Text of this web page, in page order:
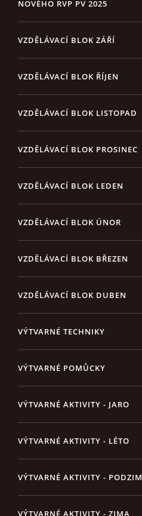
NOVÉHO RVP PV 2025
VZDĚLÁVACÍ BLOK ZÁŘÍ
VZDĚLÁVACÍ BLOK ŘÍJEN
VZDĚLÁVACÍ BLOK LISTOPAD
VZDĚLÁVACÍ BLOK PROSINEC
VZDĚLÁVACÍ BLOK LEDEN
VZDĚLÁVACÍ BLOK ÚNOR
VZDĚLÁVACÍ BLOK BŘEZEN
VZDĚLÁVACÍ BLOK DUBEN
VÝTVARNÉ TECHNIKY
VÝTVARNÉ POMŮCKY
VÝTVARNÉ AKTIVITY - JARO
VÝTVARNÉ AKTIVITY - LÉTO
VÝTVARNÉ AKTIVITY - PODZIM
VÝTVARNÉ AKTIVITY - ZIMA